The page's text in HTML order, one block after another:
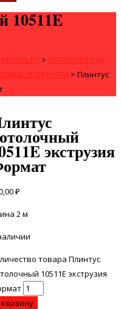
10511E
ИНТЕРЬЕР > ПОТОЛОЧНЫЙ
ЭЛЕМЕНТЫ > Плинтус
экструзия
₽
2 м
товара Плинтус
10511E экструзия